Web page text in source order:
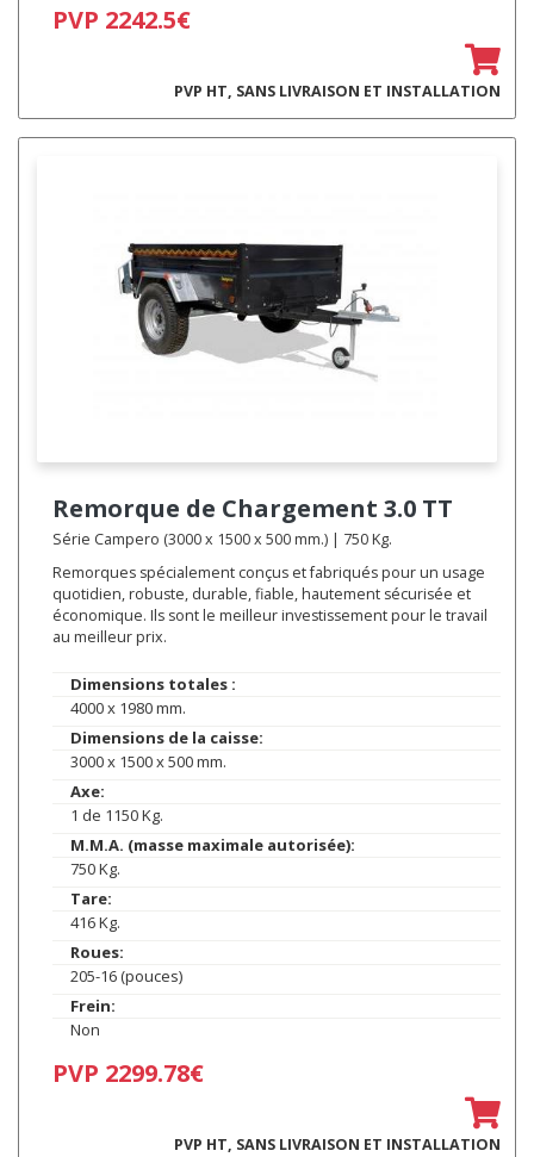
PVP 2242.5€
PVP HT, SANS LIVRAISON ET INSTALLATION
Remorque de Chargement 3.0 TT
Série Campero (3000 x 1500 x 500 mm.) | 750 Kg.
Remorques spécialement conçus et fabriqués pour un usage
quotidien, robuste, durable, fiable, hautement sécurisée et
économique. Ils sont le meilleur investissement pour le travail
au meilleur prix.
Dimensions totales :
4000 x 1980 mm.
Dimensions de la caisse:
3000 x 1500 x 500 mm.
Axe:
1 de 1150 Kg.
M.M.A. (masse maximale autorisée):
750 Kg.
Tare:
416 Kg.
Roues:
205-16 (pouces)
Frein:
Non
PVP 2299.78€
PVP HT, SANS LIVRAISON ET INSTALLATION